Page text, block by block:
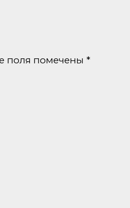
поля помечены *